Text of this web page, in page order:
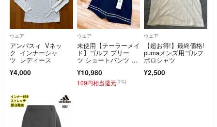
ウエア
アンパスィ Vネッ
ク インナーシャ
ツ レディース
¥4,000
ウエア
未使用【テーラーメイ
ド】ゴルフ プリー
ツ ショートパンツ ス
イビー×白ホワイト ハ
ーフパンツ スポー
ツ 無地
¥10,980
109円相当還元(1%)
ウエア
【超お得!】最終価格!
pumaメンズ用ゴルフ
ポロシャツ
¥2,500